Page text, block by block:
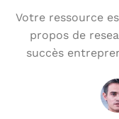
Votre ressource
propos de
succès